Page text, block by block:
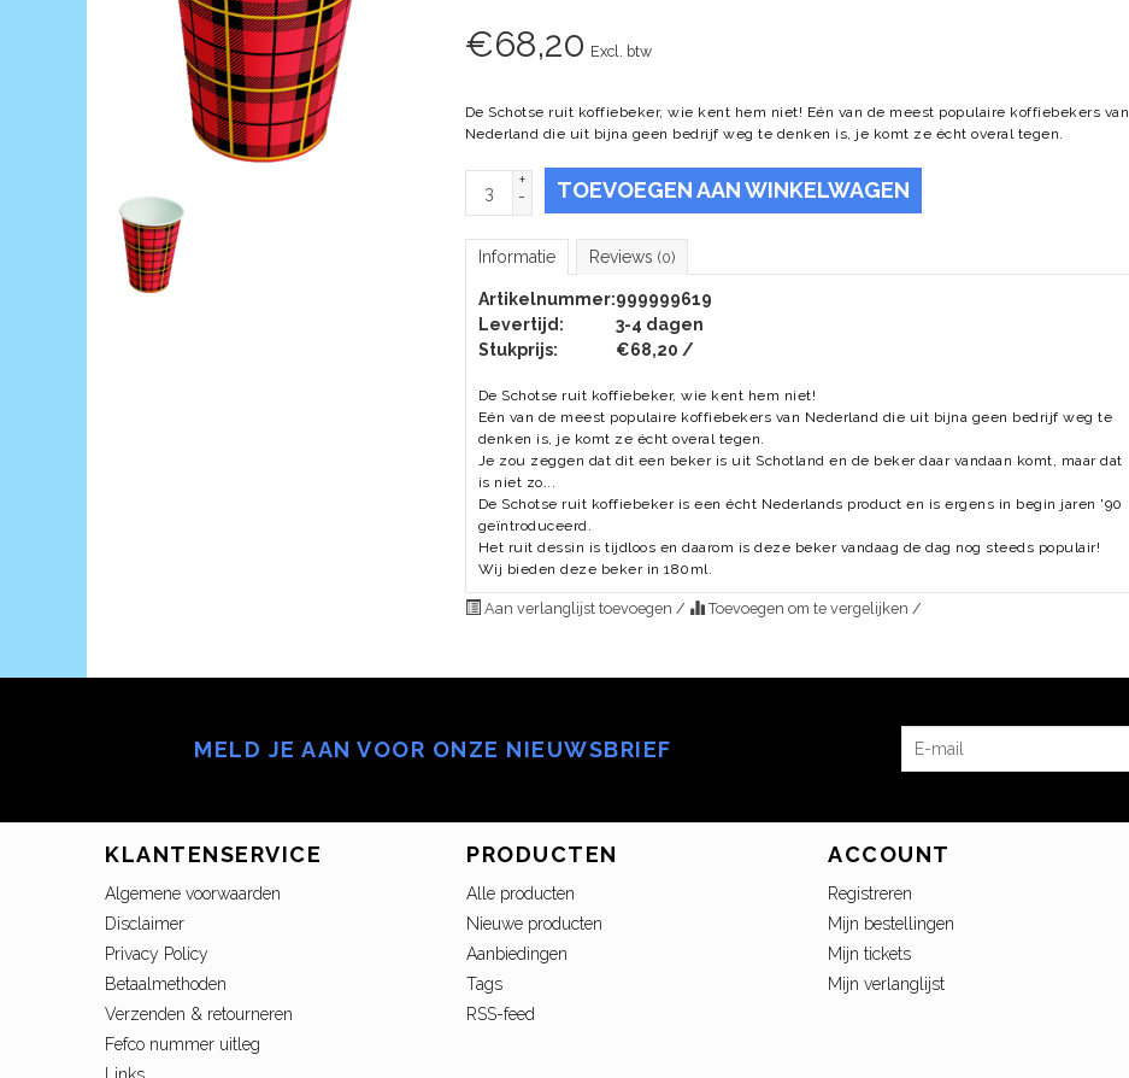
€68,20 Excl. btw
De Schotse ruit koffiebeker, wie kent hem niet! Eén van de meest populaire koffiebekers van
Nederland die uit bijna geen bedrijf weg te denken is, je komt ze écht overal tegen.
+
-
TOEVOEGEN AAN WINKELWAGEN
Informatie Reviews (0)
Artikelnummer:999999619
Levertijd:
3-4 dagen
Stukprijs:
€68,20 /
De Schotse ruit koffiebeker, wie kent hem niet!
Eén van de meest populaire koffiebekers van Nederland die uit bijna geen bedrijf weg te
denken is, je komt ze écht overal tegen.
Je zou zeggen dat dit een beker is uit Schotland en de beker daar vandaan komt, maar dat
is niet zo...
De Schotse ruit koffiebeker is een écht Nederlands product en is ergens in begin jaren '90
geïntroduceerd.
Het ruit dessin is tijdloos en daarom is deze beker vandaag de dag nog steeds populair!
Wij bieden deze beker in 180ml.
Aan verlanglijst toevoegen / Toevoegen om te vergelijken /
MELD JE AAN VOOR ONZE NIEUWSBRIEF
KLANTENSERVICE
Algemene voorwaarden
Disclaimer
Privacy Policy
Betaalmethoden
Verzenden & retourneren
Fefco nummer uitleg
PRODUCTEN
Alle producten
Nieuwe producten
Aanbiedingen
Tags
RSS-feed
ACCOUNT
Registreren
Mijn bestellingen
Mijn tickets
Mijn verlanglijst